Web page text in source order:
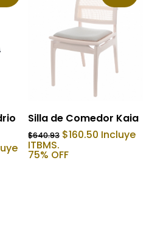
Añadir Al Carrito
Silla de Comedor Kaia
$640.93 El
original
$160.50 El
precio
Incluye
ITBMS.
75% OFF